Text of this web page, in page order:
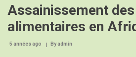
Assainissement
alimentaires en
5 années ago Byadmin